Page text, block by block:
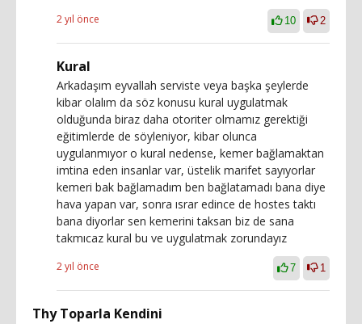
2 yıl önce 10 2
Kural
Arkadaşım eyvallah serviste veya başka şeylerde
kibar olalım da söz konusu kural uygulatmak
olduğunda biraz daha otoriter olmamız gerektiği
eğitimlerde de söyleniyor, kibar olunca
uygulanmıyor o kural nedense, kemer bağlamaktan
imtina eden insanlar var, üstelik marifet sayıyorlar
kemeri bak bağlamadım ben bağlatamadı bana diye
hava yapan var, sonra ısrar edince de hostes taktı
bana diyorlar sen kemerini taksan biz de sana
takmıcaz kural bu ve uygulatmak zorundayız
2 yıl önce 7 1
Thy Toparla Kendini